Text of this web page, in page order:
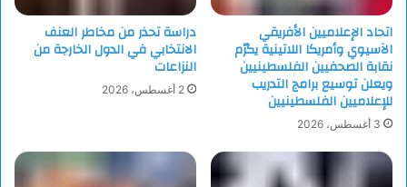
اتحاد الإعلاميين الأفريقي
الآسيوي وأمريكا اللاتينية يكرّم
نقابة الصحفيين الفلسطينيين
ويعلن توسيع برامج التدريب
للإعلاميين الفلسطينيين
3 أغسطس، 2026
دراسة تحذر من مخاطر العنف
الانتخابي في الدول الخارجة من
النزاعات
2 أغسطس، 2026